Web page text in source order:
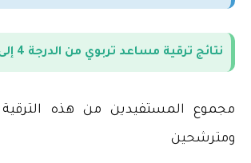
نتائج ترقية مساعد تربوي من الدرجة 4 إلى الدرجة 3
مجموع المستفيدين من هذه الترقية
ومترشحين